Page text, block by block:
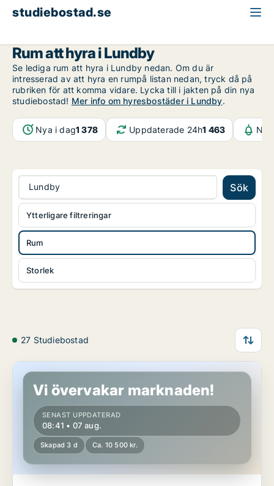
studiebostad.se
Rum att hyra i Lundby
Se lediga rum att hyra i Lundby nedan. Om du är
intresserad av att hyra en rumpå listan nedan, tryck då på
rubriken för att komma vidare. Lycka till i jakten på din nya
studiebostad! Mer info om hyresbostäder i Lundby.
Nya i dag1 378 Uppdaterade 24h1 463
Lundby Sök
Rum
Storlek
Ytterligare filtreringar
27 Studiebostad
Rum i Göteborg
Vi övervakar marknaden!
SENAST UPPDATERAD
08:41 • 07 aug.
Skapad 3 d Ca. 10 500 kr.